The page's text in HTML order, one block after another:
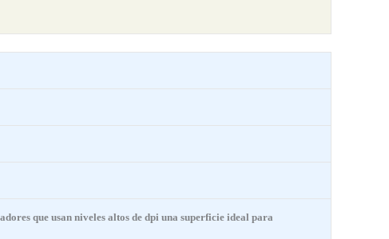
que usan niveles altos de dpi una superficie ideal para